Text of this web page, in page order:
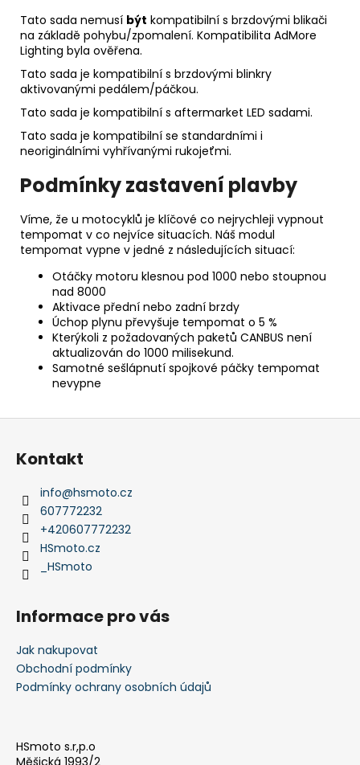
Tato sada nemusí být kompatibilní s brzdovými blikači
na základě pohybu/zpomalení. Kompatibilita AdMore
Lighting byla ověřena.
Tato sada je kompatibilní s brzdovými blinkry
aktivovanými pedálem/páčkou.
Tato sada je kompatibilní s aftermarket LED sadami.
Tato sada je kompatibilní se standardními i
neoriginálními vyhřívanými rukojeťmi.
Podmínky zastavení plavby
Víme, že u motocyklů je klíčové co nejrychleji vypnout
tempomat v co nejvíce situacích. Náš modul
tempomat vypne v jedné z následujících situací:
Otáčky motoru klesnou pod 1000 nebo stoupnou
nad 8000
Aktivace přední nebo zadní brzdy
Úchop plynu převyšuje tempomat o 5 %
Kterýkoli z požadovaných paketů CANBUS není
aktualizován do 1000 milisekund.
Samotné sešlápnutí spojkové páčky tempomat
nevypne
Z
Kontakt
info@hsmoto.cz
607772232
+420607772232
HSmoto.cz
_HSmoto
Informace pro vás
Jak nakupovat
Obchodní podmínky
Podmínky ochrany osobních údajů
HSmoto s.r,p.o
Měšická 1993/2